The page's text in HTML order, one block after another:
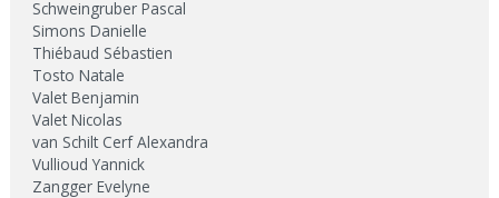
Schweingruber Pascal
Simons Danielle
Thiébaud Sébastien
Tosto Natale
Valet Benjamin
Valet Nicolas
van Schilt Cerf Alexandra
Vullioud Yannick
Zangger Evelyne